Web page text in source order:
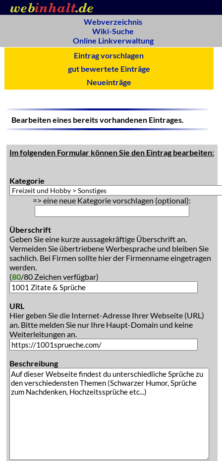
Webverzeichnis
Wiki-Suche
Online Linkverwaltung
Eintrag vorschlagen
gut bewertete Einträge
Neueinträge
Bearbeiten eines bereits vorhandenen Eintrages.
Im folgenden Formular können Sie den Eintrag bearbeiten:
Kategorie
=> eine neue Kategorie vorschlagen (optional):
Überschrift
Geben Sie eine kurze aussagekräftige Überschrift an.
Vermeiden Sie übertriebene Werbesprache und bleiben Sie
sachlich. Bei Firmen sollte hier der Firmenname eingetragen
werden.
(80/80 Zeichen verfügbar)
URL
Hier geben Sie die Internet-Adresse Ihrer Webseite (URL)
an. Bitte melden Sie nur Ihre Haupt-Domain und keine
Weiterleitungen an.
Beschreibung